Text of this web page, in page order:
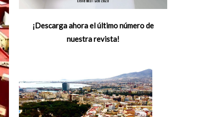
¡Descarga ahora el último número de
nuestra revista!